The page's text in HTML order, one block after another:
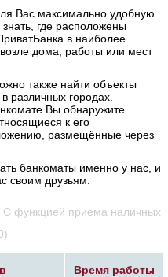
Вас максимально удобную
где расположены
в наиболее
дома, работы или мест
также найти объекты
различных городах.
Вы обнаружите
к его
размещённые через
банкоматы именно у нас, и
своим друзьям.
С функцией приема наличных
Время работы